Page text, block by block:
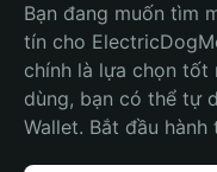
Bạn đang muốn tìm
tín cho
chính là lựa chọn tốt
dùng, bạn có thể tự
Wallet. Bắt đầu